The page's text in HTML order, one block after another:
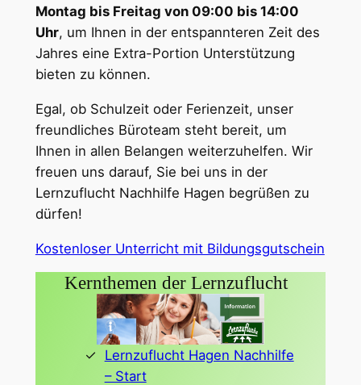
Montag bis Freitag von 09:00 bis 14:00
Uhr, um Ihnen in der entspannteren Zeit des
Jahres eine Extra-Portion Unterstützung
bieten zu können.
Egal, ob Schulzeit oder Ferienzeit, unser
freundliches Büroteam steht bereit, um
Ihnen in allen Belangen weiterzuhelfen. Wir
freuen uns darauf, Sie bei uns in der
Lernzuflucht Nachhilfe Hagen begrüßen zu
dürfen!
Kostenloser Unterricht mit Bildungsgutschein
Kernthemen der Lernzuflucht
Lernzuflucht Hagen Nachhilfe
– Start